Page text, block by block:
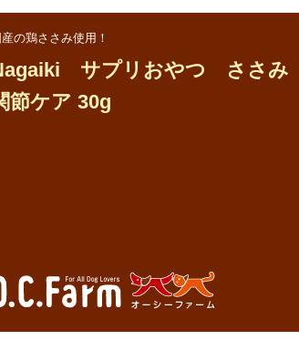
の鶏ささみ使用！
サプリおやつ ささみ
節ケア 30g